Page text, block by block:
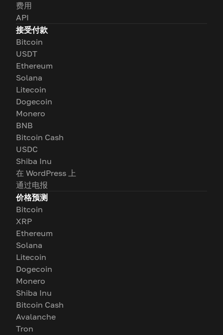
费用
API
接受付款
Bitcoin
USDT
Ethereum
Solana
Litecoin
Dogecoin
Monero
BNB
Bitcoin Cash
USDC
Shiba Inu
在 WordPress 上
通过电报
价格预测
Bitcoin
XRP
Ethereum
Solana
Litecoin
Dogecoin
Monero
Shiba Inu
Bitcoin Cash
Avalanche
Tron